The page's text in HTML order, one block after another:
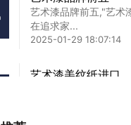
艺术漆品牌前五,"艺术
在追求家...
2025-01-29 18:07:14
艺术漆美纹纸进口